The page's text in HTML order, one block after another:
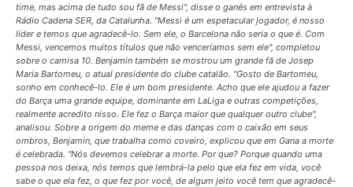
time, mas acima de tudo sou fã de Messi", disse o ganês em entrevista à
Rádio Cadena SER, da Catalunha. "Messi é um espetacular jogador, é nosso
líder e temos que agradecê-lo. Sem ele, o Barcelona não seria o que é. Com
Messi, vencemos muitos títulos que não venceríamos sem ele", completou
sobre o camisa 10. Benjamin também se mostrou um grande fã de Josep
Maria Bartomeu, o atual presidente do clube catalão. "Gosto de Bartomeu,
sonho em conhecê-lo. Ele é um bom presidente. Acho que ele ajudou a fazer
do Barça uma grande equipe, dominante em LaLiga e outras competições,
realmente acredito nisso. Ele fez o Barça maior que qualquer outro clube",
analisou. Sobre a origem do meme e das danças com o caixão em seus
ombros, Benjamin, que trabalha como coveiro, explicou que em Gana a morte
é celebrada. "Nós devemos celebrar a morte. Por que? Porque quando uma
pessoa nos deixa, nós temos que lembrá-la pelo que ela fez em vida, você
sabe o que ela fez, o que fez por você, de algum jeito você tem que agradecê-